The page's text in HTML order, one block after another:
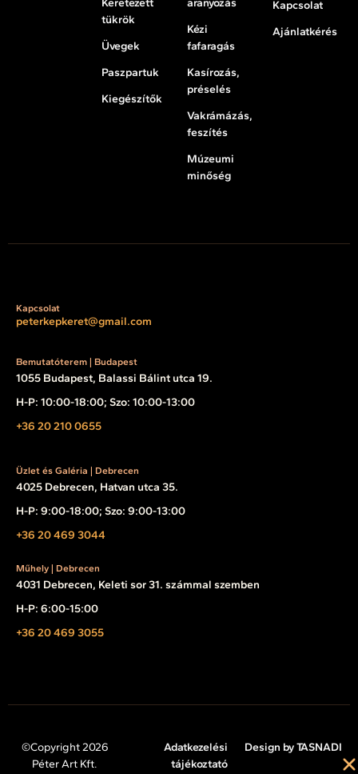
tükrök
Üvegek
Paszpartuk
Kiegészítők
Kézi
fafaragás
Kasírozás,
préselés
Vakrámázás,
feszítés
Múzeumi
minőség
Kapcsolat
Ajánlatkérés
Kapcsolat
peterkepkeret@gmail.com
Bemutatóterem | Budapest
1055 Budapest, Balassi Bálint utca 19.
H-P: 10:00-18:00; Szo: 10:00-13:00
+36 20 210 0655
Üzlet és Galéria | Debrecen
4025 Debrecen, Hatvan utca 35.
H-P: 9:00-18:00; Szo: 9:00-13:00
+36 20 469 3044
Műhely | Debrecen
4031 Debrecen, Keleti sor 31. számmal szemben
H-P: 6:00-15:00
+36 20 469 3055
©Copyright 2026
Péter Art Kft.
Adatkezelési
tájékoztató
Design by TASNADI